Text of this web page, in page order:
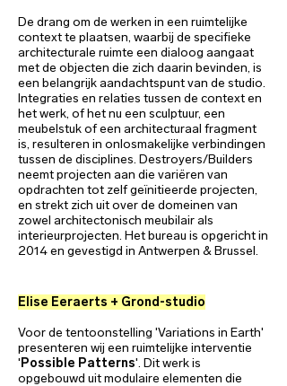
De drang om de werken in een ruimtelijke
context te plaatsen, waarbij de specifieke
architecturale ruimte een dialoog aangaat
met de objecten die zich daarin bevinden, is
een belangrijk aandachtspunt van de studio.
Integraties en relaties tussen de context en
het werk, of het nu een sculptuur, een
meubelstuk of een architecturaal fragment
is, resulteren in onlosmakelijke verbindingen
tussen de disciplines. Destroyers/Builders
neemt projecten aan die variëren van
opdrachten tot zelf geïnitieerde projecten,
en strekt zich uit over de domeinen van
zowel architectonisch meubilair als
interieurprojecten. Het bureau is opgericht in
2014 en gevestigd in Antwerpen & Brussel.
Elise Eeraerts + Grond-studio
Voor de tentoonstelling 'Variations in Earth'
presenteren wij een ruimtelijke interventie
'Possible Patterns'. Dit werk is
opgebouwd uit modulaire elementen die